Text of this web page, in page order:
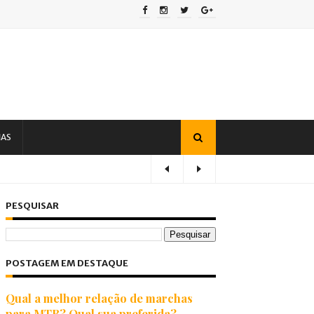
PESQUISAR
POSTAGEM EM DESTAQUE
Qual a melhor relação de marchas